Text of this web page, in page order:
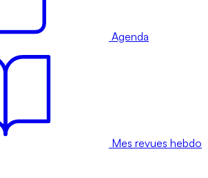
Agenda
Mes revues hebdo